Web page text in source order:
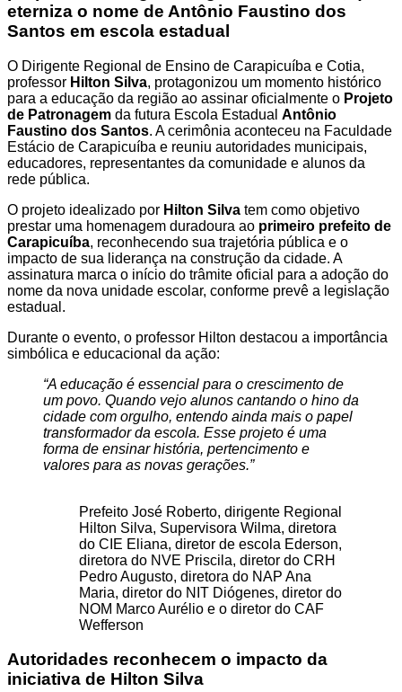
eterniza o nome de Antônio Faustino dos
Santos em escola estadual
O Dirigente Regional de Ensino de Carapicuíba e Cotia,
professor Hilton Silva, protagonizou um momento histórico
para a educação da região ao assinar oficialmente o Projeto
de Patronagem da futura Escola Estadual Antônio
Faustino dos Santos. A cerimônia aconteceu na Faculdade
Estácio de Carapicuíba e reuniu autoridades municipais,
educadores, representantes da comunidade e alunos da
rede pública.
O projeto idealizado por Hilton Silva tem como objetivo
prestar uma homenagem duradoura ao primeiro prefeito de
Carapicuíba, reconhecendo sua trajetória pública e o
impacto de sua liderança na construção da cidade. A
assinatura marca o início do trâmite oficial para a adoção do
nome da nova unidade escolar, conforme prevê a legislação
estadual.
Durante o evento, o professor Hilton destacou a importância
simbólica e educacional da ação:
“A educação é essencial para o crescimento de
um povo. Quando vejo alunos cantando o hino da
cidade com orgulho, entendo ainda mais o papel
transformador da escola. Esse projeto é uma
forma de ensinar história, pertencimento e
valores para as novas gerações.”
Prefeito José Roberto, dirigente Regional
Hilton Silva, Supervisora Wilma, diretora
do CIE Eliana, diretor de escola Ederson,
diretora do NVE Priscila, diretor do CRH
Pedro Augusto, diretora do NAP Ana
Maria, diretor do NIT Diógenes, diretor do
NOM Marco Aurélio e o diretor do CAF
Wefferson
Autoridades reconhecem o impacto da
iniciativa de Hilton Silva